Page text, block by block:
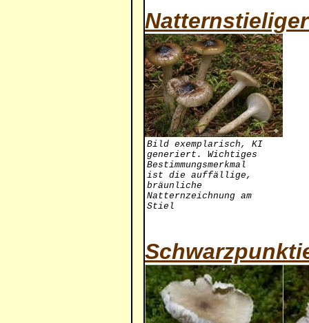
Bild exemplarisch, KI
generiert. Wichtiges
Bestimmungsmerkmal
ist die auffällige,
bräunliche
Natternzeichnung am
Stiel